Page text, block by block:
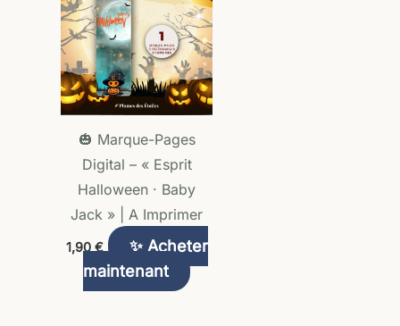
🎃 Marque-Pages
Digital – « Esprit
Halloween · Baby
Jack » | A Imprimer
1,90 €
✨ Acheter
maintenant